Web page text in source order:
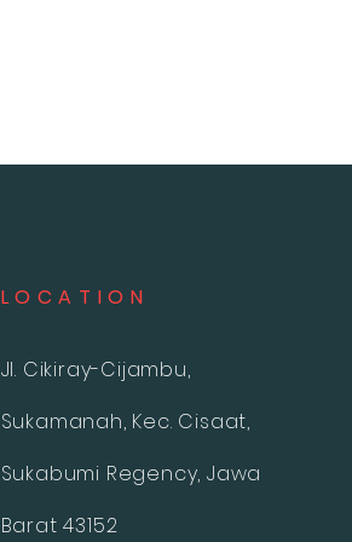
L O C A T I O N
Jl. Cikiray-Cijambu,
Sukamanah, Kec. Cisaat,
Sukabumi Regency, Jawa
Barat 43152